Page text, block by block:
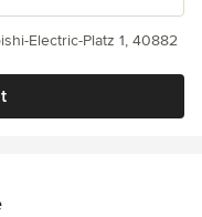
Electric-Platz 1, 40882